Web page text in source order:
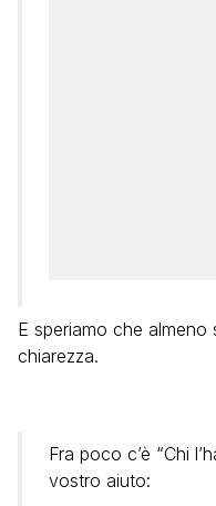
E speriamo che
chiarezza.
Fra poco c’è “Chi
vostro aiuto: